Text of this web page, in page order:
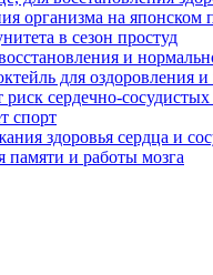
организма на японском
в сезон простуд
и
для оздоровления и
сердечно-сосудистых
спорт
здоровья сердца и
памяти и работы мозга